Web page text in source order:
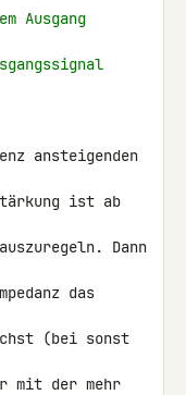
Ausgang
ansteigenden
ist ab
Dann
das
(bei sonst
mit der mehr